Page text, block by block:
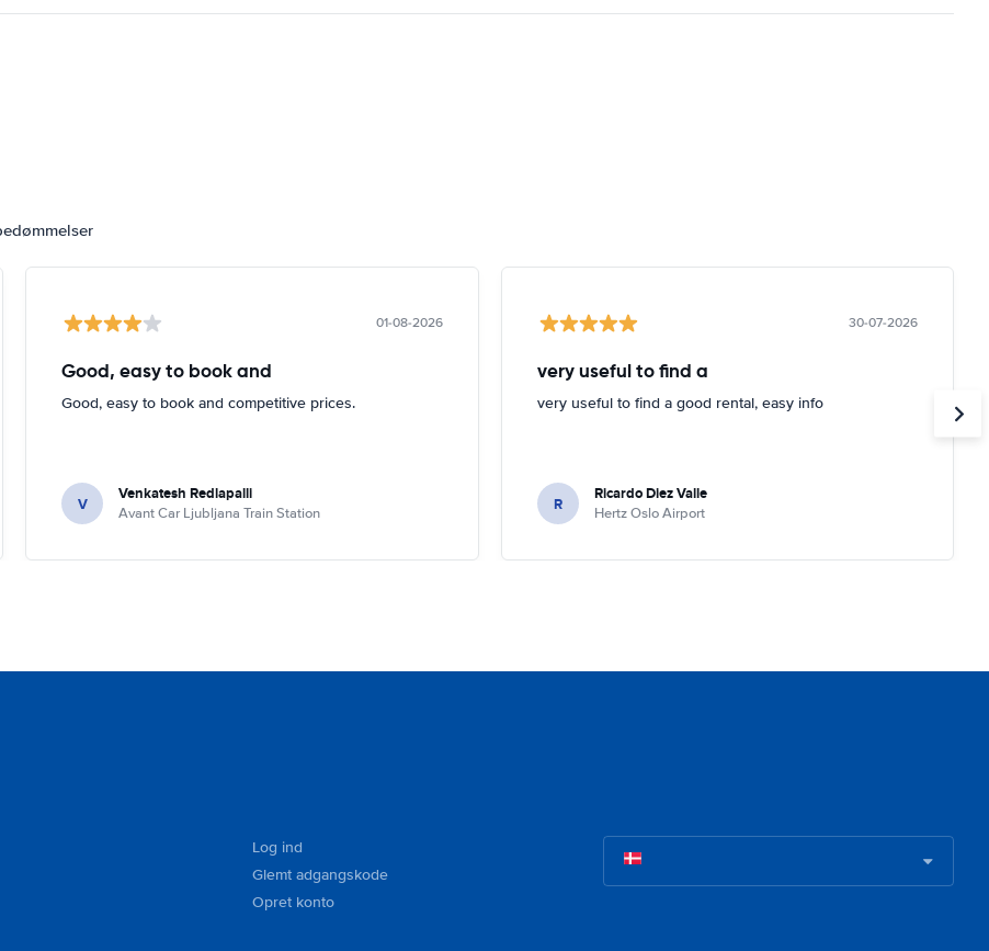
01-08-2026
Good, easy to book and
Good, easy to book and competitive prices.
V Venkatesh Redlapalli
Avant Car Ljubljana Train Station
30-07-2026
very useful to find a
very useful to find a good rental, easy info
R Ricardo Diez Valle
Hertz Oslo Airport
Log ind
Glemt adgangskode
Opret konto